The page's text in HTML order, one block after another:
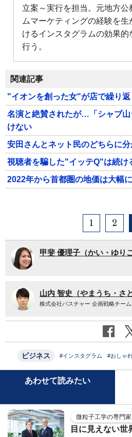
立案～実行を担当。元地方公
ムマーケティングの経験を
けるインスタグラムの効果的
行う。
関連記事
"イオンを創った女"が店で繰り返
名演と絶賛されたが…「シャブ
けない
安田さんとネット民のどちらに
視聴者を騙した"イッテQ"は続け
2022年から首都圏の地価は大幅
1 2
甲斐 優理子（かい・ゆりこ
山内 智史（やまうち・さと
株式会社パスチャー 企画戦略チー
ビジネス #インスタグラム #おしゃ
あわせて読みたい
微粒子工学の専門
目に見えない